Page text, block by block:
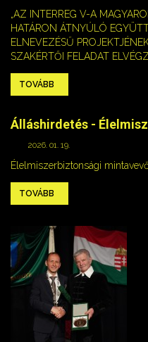
„AZ INTERREG V-A
HATÁRON ÁTNYÚLÓ
ELNEVEZÉSŰ
SZAKÉRTŐI FELADAT
TOVÁBB
Álláshirdetés -
2026. 01. 19.
Élelmiszerbiztonsági
TOVÁBB